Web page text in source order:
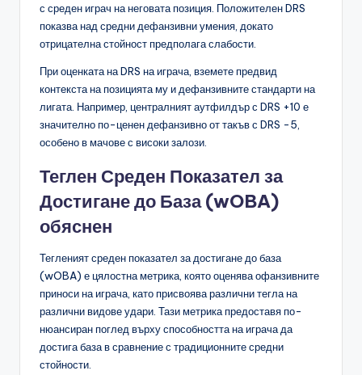
с среден играч на неговата позиция. Положителен DRS
показва над средни дефанзивни умения, докато
отрицателна стойност предполага слабости.
При оценката на DRS на играча, вземете предвид
контекста на позицията му и дефанзивните стандарти на
лигата. Например, централният аутфилдър с DRS +10 е
значително по-ценен дефанзивно от такъв с DRS -5,
особено в мачове с високи залози.
Теглен Среден Показател за
Достигане до База (wOBA)
обяснен
Тегленият среден показател за достигане до база
(wOBA) е цялостна метрика, която оценява офанзивните
приноси на играча, като присвоява различни тегла на
различни видове удари. Тази метрика предоставя по-
нюансиран поглед върху способността на играча да
достига база в сравнение с традиционните средни
стойности.